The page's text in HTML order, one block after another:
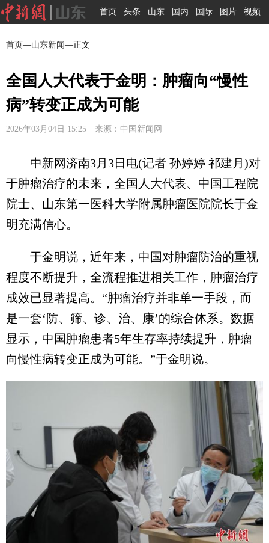
首页 头条 山东 国内 国际 图片 视频
首页—山东新闻—正文
全国人大代表于金明：肿瘤向“慢性
病”转变正成为可能
2026年03月04日 15:25 来源：中国新闻网
中新网济南3月3日电(记者 孙婷婷 祁建月)对
于肿瘤治疗的未来，全国人大代表、中国工程院
院士、山东第一医科大学附属肿瘤医院院长于金
明充满信心。
于金明说，近年来，中国对肿瘤防治的重视
程度不断提升，全流程推进相关工作，肿瘤治疗
成效已显著提高。“肿瘤治疗并非单一手段，而
是一套‘防、筛、诊、治、康’的综合体系。数据
显示，中国肿瘤患者5年生存率持续提升，肿瘤
向慢性病转变正成为可能。”于金明说。